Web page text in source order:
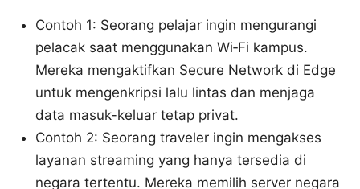
Contoh 1: Seorang pelajar ingin mengurangi
pelacak saat menggunakan Wi‑Fi kampus.
Mereka mengaktifkan Secure Network di Edge
untuk mengenkripsi lalu lintas dan menjaga
data masuk-keluar tetap privat.
Contoh 2: Seorang traveler ingin mengakses
layanan streaming yang hanya tersedia di
negara tertentu. Mereka memilih server negara